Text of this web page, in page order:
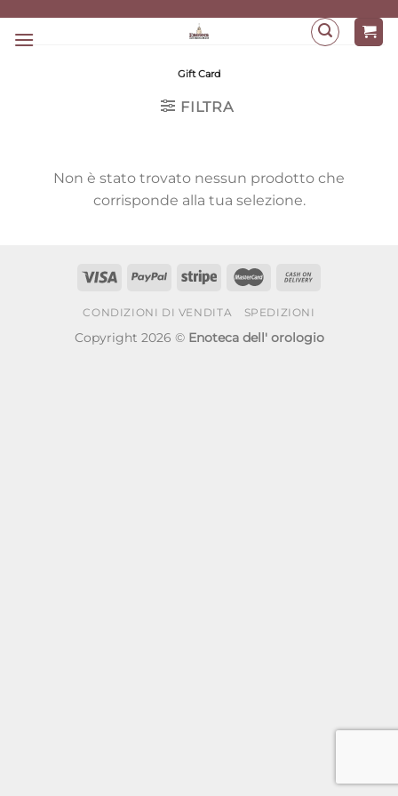
Gift Card
FILTRA
Non è stato trovato nessun prodotto che
corrisponde alla tua selezione.
CONDIZIONI DI VENDITA SPEDIZIONI
Copyright 2026 © Enoteca dell' orologio